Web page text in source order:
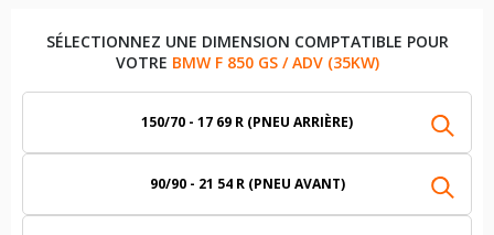
SÉLECTIONNEZ UNE DIMENSION COMPTATIBLE POUR
VOTRE BMW F 850 GS / ADV (35KW)
150/70 - 17 69 R (PNEU ARRIÈRE)
90/90 - 21 54 R (PNEU AVANT)